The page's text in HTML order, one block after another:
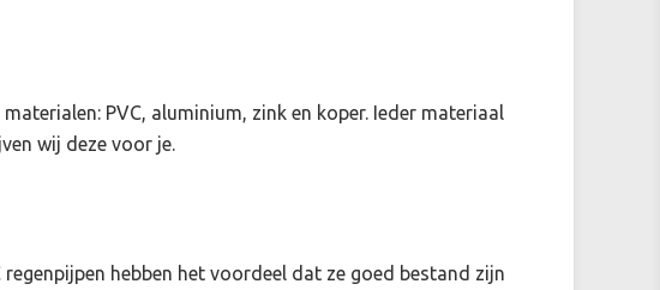
PVC, aluminium, zink en koper. Ieder materiaal
wij deze voor je.
regenpijpen hebben het voordeel dat ze goed bestand zijn